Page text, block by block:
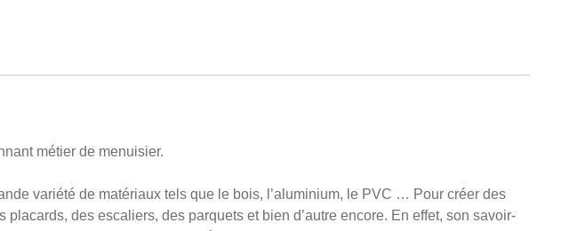
métier de menuisier.
variété de matériaux tels que le bois, l’aluminium, le PVC … Pour créer des
des escaliers, des parquets et bien d’autre encore. En effet, son savoir-